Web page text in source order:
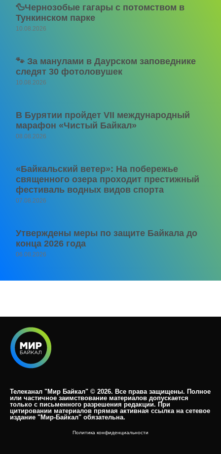
🦆Чернозобые гагары с потомством в
Тункинском парке
10.08.2026
🐾 За манулами в Даурском заповеднике
следят 30 фотоловушек
10.08.2026
В Бурятии пройдет VII международный
марафон «Чистый Байкал»
08.08.2026
«Байкальский ветер»: На побережье
священного озера проходит престижный
фестиваль водных видов спорта
07.08.2026
Утверждены меры по защите Байкала до
конца 2026 года
06.08.2026
Телеканал "Мир Байкал" © 2026. Все права защищены. Полное
или частичное заимствование материалов допускается
только с письменного разрешения редакции. При
цитировании материалов прямая активная ссылка на сетевое
издание "Мир-Байкал" обязательна.​
Политика конфиденциальности